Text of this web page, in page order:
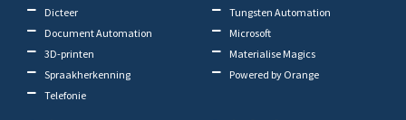
Dicteer
Document Automation
3D-printen
Spraakherkenning
Telefonie
Tungsten Automation
Microsoft
Materialise Magics
Powered by Orange